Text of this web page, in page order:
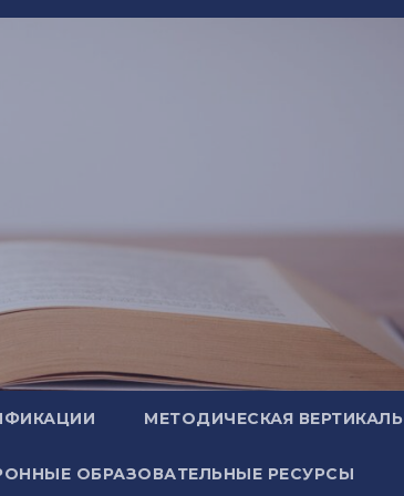
МЕТОДИЧЕСКАЯ ВЕРТИКАЛЬ
ОБРАЗОВАТЕЛЬНЫЕ РЕСУРСЫ